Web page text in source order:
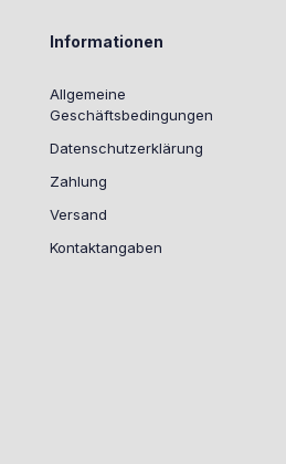
Informationen
Allgemeine
Geschäftsbedingungen
Datenschutzerklärung
Zahlung
Versand
Kontaktangaben